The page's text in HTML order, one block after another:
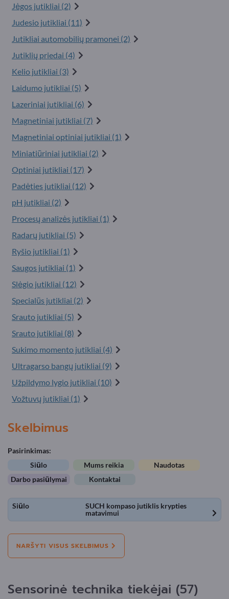
Jėgos jutikliai (2)
Judesio jutikliai (11)
Jutikliai automobilių pramonei (2)
Jutiklių priedai (4)
Kelio jutikliai (3)
Laidumo jutikliai (5)
Lazeriniai jutikliai (6)
Magnetiniai jutikliai (7)
Magnetiniai optiniai jutikliai (1)
Miniatiūriniai jutikliai (2)
Optiniai jutikliai (17)
Padėties jutikliai (12)
pH jutikliai (2)
Procesų analizės jutikliai (1)
Radarų jutikliai (5)
Ryšio jutikliai (1)
Saugos jutikliai (1)
Slėgio jutikliai (12)
Specialūs jutikliai (2)
Srauto jutikliai (5)
Srauto jutikliai (8)
Sukimo momento jutikliai (4)
Ultragarso bangų jutikliai (9)
Užpildymo lygio jutikliai (10)
Vožtuvų jutikliai (1)
Skelbimus
Pasirinkimas:
Siūlo
Mums reikia
Naudotas
Darbo pasiūlymai
Kontaktai
Siūlo
SUCH kompaso jutiklis krypties
matavimui
NARŠYTI VISUS SKELBIMUS
Sensorinė technika tiekėjai (57)